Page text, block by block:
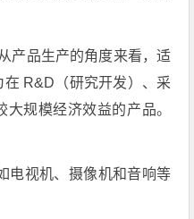
产品生产的角度来看，适
R&D（研究开发）、采
规模经济效益的产品。
电视机、摄像机和音响等